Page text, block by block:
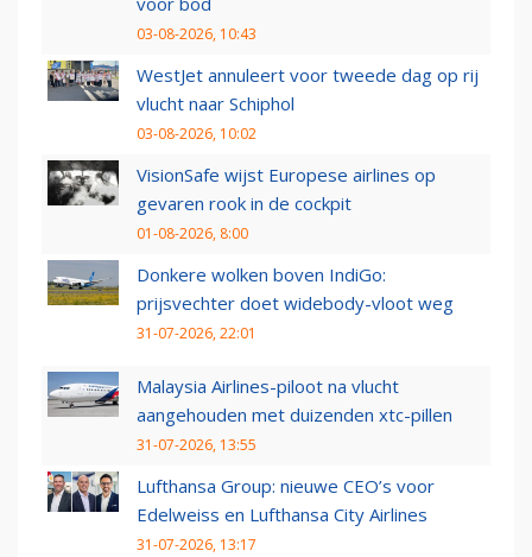
03-08-2026, 10:43
WestJet annuleert voor tweede dag op rij
vlucht naar Schiphol
03-08-2026, 10:02
VisionSafe wijst Europese airlines op
gevaren rook in de cockpit
01-08-2026, 8:00
Donkere wolken boven IndiGo:
prijsvechter doet widebody-vloot weg
31-07-2026, 22:01
Malaysia Airlines-piloot na vlucht
aangehouden met duizenden xtc-pillen
31-07-2026, 13:55
Lufthansa Group: nieuwe CEO’s voor
Edelweiss en Lufthansa City Airlines
31-07-2026, 13:17